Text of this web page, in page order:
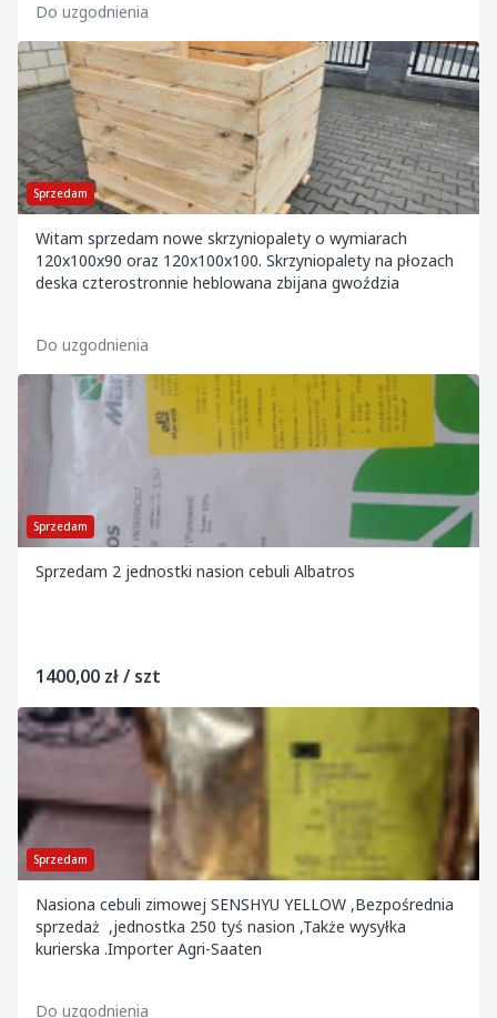
Do uzgodnienia
Sprzedam
Witam sprzedam nowe skrzyniopalety o wymiarach
120x100x90 oraz 120x100x100. Skrzyniopalety na płozach
deska czterostronnie heblowana zbijana gwoździa
Do uzgodnienia
Sprzedam
Sprzedam 2 jednostki nasion cebuli Albatros
1400,00 zł / szt
Sprzedam
Nasiona cebuli zimowej SENSHYU YELLOW ,Bezpośrednia
sprzedaż ,jednostka 250 tyś nasion ,Także wysyłka
kurierska .Importer Agri-Saaten
Do uzgodnienia